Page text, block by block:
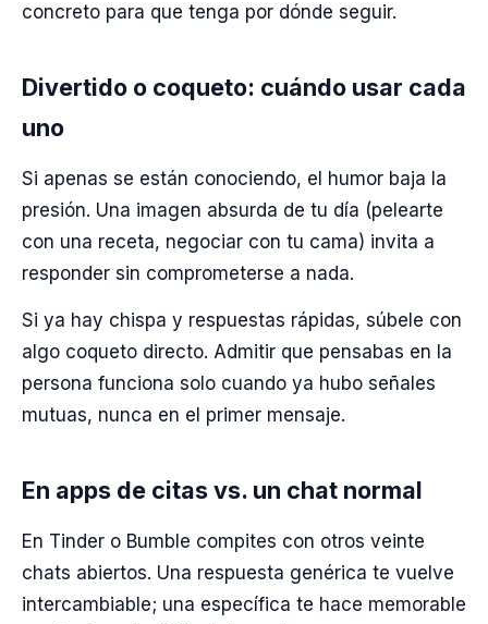
concreto para que tenga por dónde seguir.
Divertido o coqueto: cuándo usar cada
uno
Si apenas se están conociendo, el humor baja la
presión. Una imagen absurda de tu día (pelearte
con una receta, negociar con tu cama) invita a
responder sin comprometerse a nada.
Si ya hay chispa y respuestas rápidas, súbele con
algo coqueto directo. Admitir que pensabas en la
persona funciona solo cuando ya hubo señales
mutuas, nunca en el primer mensaje.
En apps de citas vs. un chat normal
En Tinder o Bumble compites con otros veinte
chats abiertos. Una respuesta genérica te vuelve
intercambiable; una específica te hace memorable